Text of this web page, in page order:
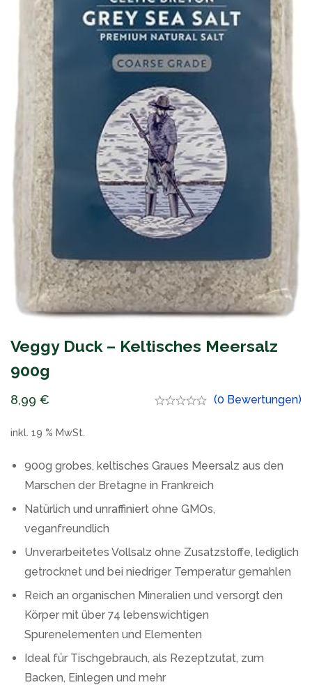
Veggy Duck – Keltisches Meersalz
900g
8,99 € (0 Bewertungen)
inkl. 19 % MwSt.
900g grobes, keltisches Graues Meersalz aus den
Marschen der Bretagne in Frankreich
Natürlich und unraffiniert ohne GMOs,
veganfreundlich
Unverarbeitetes Vollsalz ohne Zusatzstoffe, lediglich
getrocknet und bei niedriger Temperatur gemahlen
Reich an organischen Mineralien und versorgt den
Körper mit über 74 lebenswichtigen
Spurenelementen und Elementen
Ideal für Tischgebrauch, als Rezeptzutat, zum
Backen, Einlegen und mehr